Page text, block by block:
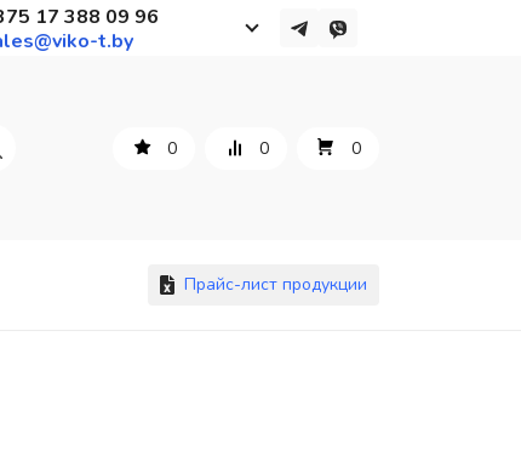
17 388 09 96
t.by
+375 17 388 09 96
0 0 0
Прайс-лист продукции